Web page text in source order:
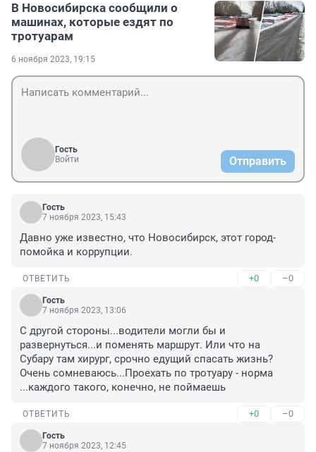
В Новосибирска сообщили о
машинах, которые ездят по
тротуарам
6 ноября 2023, 19:15
Гость
Войти
Отправить
Гость
7 ноября 2023, 15:43
Давно уже известно, что Новосибирск, этот город-
помойка и коррупции.
ОТВЕТИТЬ +0 –0
Гость
7 ноября 2023, 13:06
С другой стороны...водители могли бы и
развернуться...и поменять маршрут. Или что на
Субару там хирург, срочно едущий спасать жизнь?
Очень сомневаюсь...Проехать по тротуару - норма
...каждого такого, конечно, не поймаешь
ОТВЕТИТЬ +0 –0
Гость
7 ноября 2023, 12:45